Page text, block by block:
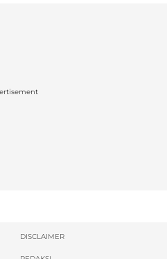
DISCLAIMER